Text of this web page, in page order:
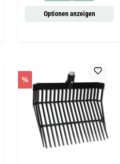
Optionen anzeigen
%